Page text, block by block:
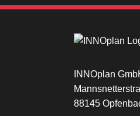
INNOplan
88145